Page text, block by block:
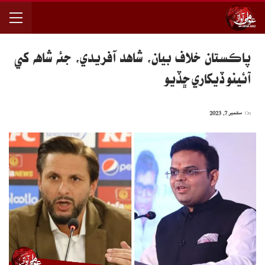
پاڪستان خلاف بيان، شاهد آفريدي، جئه شاهه کي
آئينو ڏيکاري ڇڏيو